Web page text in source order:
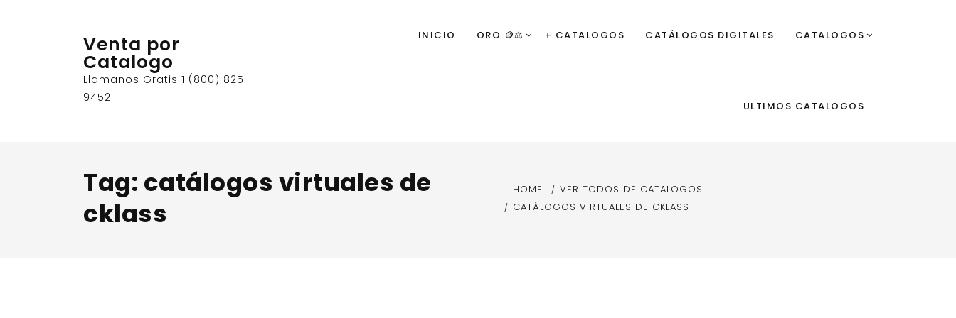
Venta por
Catalogo
Llamanos Gratis 1 (800) 825-
9452
INICIO ORO 🪙⚖️ + CATALOGOS CATÁLOGOS DIGITALES CATALOGOS
ULTIMOS CATALOGOS
Tag: catálogos virtuales de
cklass
HOME
VER TODOS DE CATALOGOS
CATÁLOGOS VIRTUALES DE CKLASS